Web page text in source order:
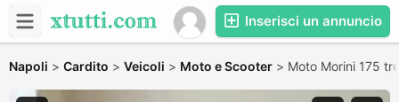
Inserisci un annuncio
Napoli > Cardito > Veicoli > Moto e Scooter > Moto Morini 175